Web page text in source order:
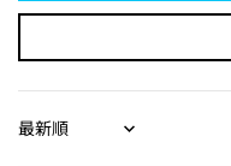
Sort by